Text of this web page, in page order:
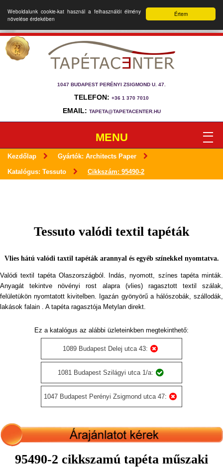
Értem
Weboldalunk cookie-kat használ a felhasználói élmény
növelése érdekében
1047 BUDAPEST PERÉNYI ZSIGMOND U. 47.
TELEFON: +36 1 370 7010
EMAIL: TAPETA@TAPETACENTER.HU
MENU
Kezdőlap Gyártók: Architects Paper
Katalógus: Tessuto Cikkszám: 95490-2
Tessuto valódi textil tapéták
Vlies hátú valódi taxtil tapéták arannyal és egyéb színekkel nyomtatva.
Valódi textil tapéta Olaszországból. Indás, nyomott, színes tapéta minták.
Anyagát tekintve növényi rost alapra (vlies) ragasztott textil szálak,
felületükön nyomtatott kivitelben. Igazán gyönyörű a hálószobák, szállodák,
lakások falain . A tapéta ragasztója Metylan direkt.
Ez a katalógus az alábbi üzleteinkben megtekinthető:
1089 Budapest Delej utca 43:
1081 Budapest Szilágyi utca 1/a:
1047 Budapest Perényi Zsigmond utca 47:
95490-2 cikkszamú tapéta műszaki